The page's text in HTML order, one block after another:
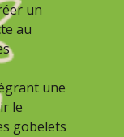
un
au
une
le
gobelets